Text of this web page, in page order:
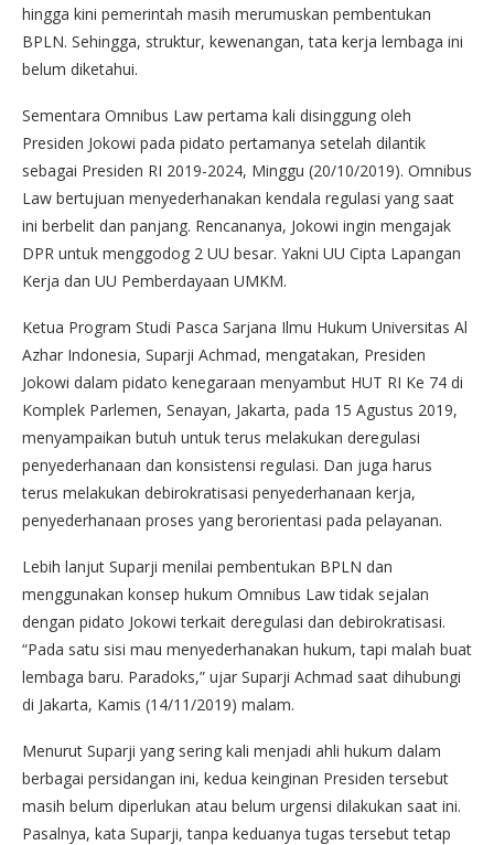
hingga kini pemerintah masih merumuskan pembentukan
BPLN. Sehingga, struktur, kewenangan, tata kerja lembaga ini
belum diketahui.
Sementara Omnibus Law pertama kali disinggung oleh
Presiden Jokowi pada pidato pertamanya setelah dilantik
sebagai Presiden RI 2019-2024, Minggu (20/10/2019). Omnibus
Law bertujuan menyederhanakan kendala regulasi yang saat
ini berbelit dan panjang. Rencananya, Jokowi ingin mengajak
DPR untuk menggodog 2 UU besar. Yakni UU Cipta Lapangan
Kerja dan UU Pemberdayaan UMKM.
Ketua Program Studi Pasca Sarjana Ilmu Hukum Universitas Al
Azhar Indonesia, Suparji Achmad, mengatakan, Presiden
Jokowi dalam pidato kenegaraan menyambut HUT RI Ke 74 di
Komplek Parlemen, Senayan, Jakarta, pada 15 Agustus 2019,
menyampaikan butuh untuk terus melakukan deregulasi
penyederhanaan dan konsistensi regulasi. Dan juga harus
terus melakukan debirokratisasi penyederhanaan kerja,
penyederhanaan proses yang berorientasi pada pelayanan.
Lebih lanjut Suparji menilai pembentukan BPLN dan
menggunakan konsep hukum Omnibus Law tidak sejalan
dengan pidato Jokowi terkait deregulasi dan debirokratisasi.
“Pada satu sisi mau menyederhanakan hukum, tapi malah buat
lembaga baru. Paradoks,” ujar Suparji Achmad saat dihubungi
di Jakarta, Kamis (14/11/2019) malam.
Menurut Suparji yang sering kali menjadi ahli hukum dalam
berbagai persidangan ini, kedua keinginan Presiden tersebut
masih belum diperlukan atau belum urgensi dilakukan saat ini.
Pasalnya, kata Suparji, tanpa keduanya tugas tersebut tetap